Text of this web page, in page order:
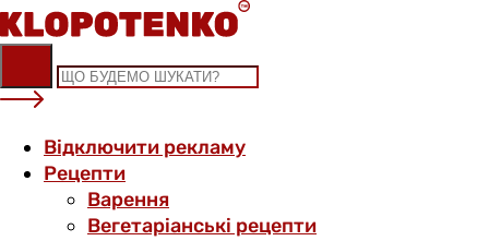
Skip
to
content
Відключити рекламу
Рецепти
Варення
Вегетаріанські рецепти